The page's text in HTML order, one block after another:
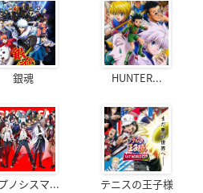
銀魂 HUNTER...
ノシスマ... テニスの王子様